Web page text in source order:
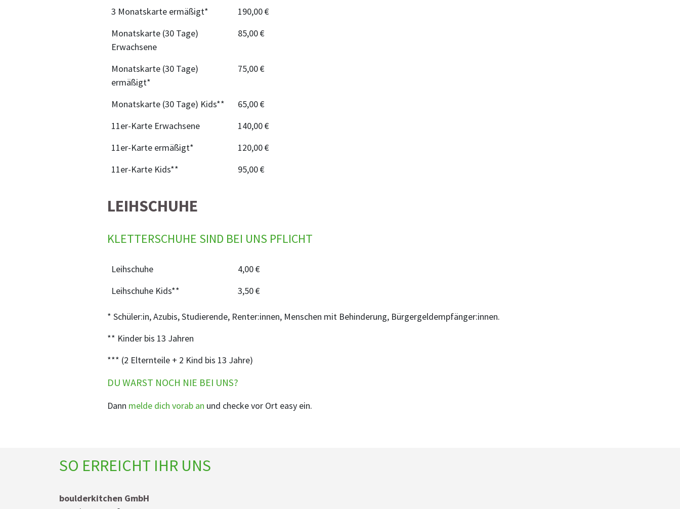
3 Monatskarte ermäßigt*
190,00 €
Monatskarte (30 Tage)
Erwachsene
85,00 €
Monatskarte (30 Tage)
ermäßigt*
75,00 €
Monatskarte (30 Tage) Kids**
65,00 €
11er-Karte Erwachsene
140,00 €
11er-Karte ermäßigt*
120,00 €
11er-Karte Kids**
95,00 €
LEIHSCHUHE
KLETTERSCHUHE SIND BEI UNS PFLICHT
Leihschuhe
4,00 €
Leihschuhe Kids**
3,50 €
* Schüler:in, Azubis, Studierende, Renter:innen, Menschen mit Behinderung, Bürgergeldempfänger:innen.
** Kinder bis 13 Jahren
*** (2 Elternteile + 2 Kind bis 13 Jahre)
DU WARST NOCH NIE BEI UNS?
Dann melde dich vorab an und checke vor Ort easy ein.
SO ERREICHT IHR UNS
boulderkitchen GmbH